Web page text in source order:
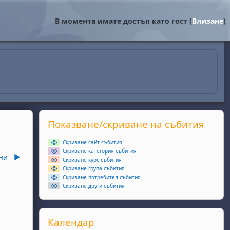
В момента имате достъп като гост (Влизане)
▶︎
3 майнеделя, 4 май
Supplementary blocks
Прескочи Показване/скриване на събития
Показване/скриване на събития
Скриване сайт събития
Скриване категория събития
Скриване курс събития
Скриване група събития
Скриване потребител събития
Скриване други събития
Прескочи Календар
Календар